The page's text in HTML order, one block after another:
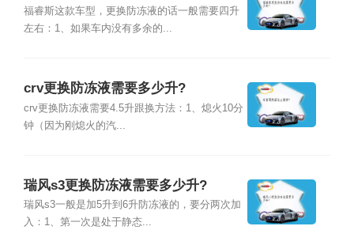
福睿斯这款车型，更换防冻液的话一般需要四升
左右：1、如果车内没有多余的...
crv更换防冻液需要多少升?
crv更换防冻液需要4.5升跟换方法：1、熄火10分
钟（因为刚熄火的汽...
瑞风s3更换防冻液需要多少升?
瑞风s3一般是加5升到6升防冻液的，要分两次加
入：1、第一次是处于静态...